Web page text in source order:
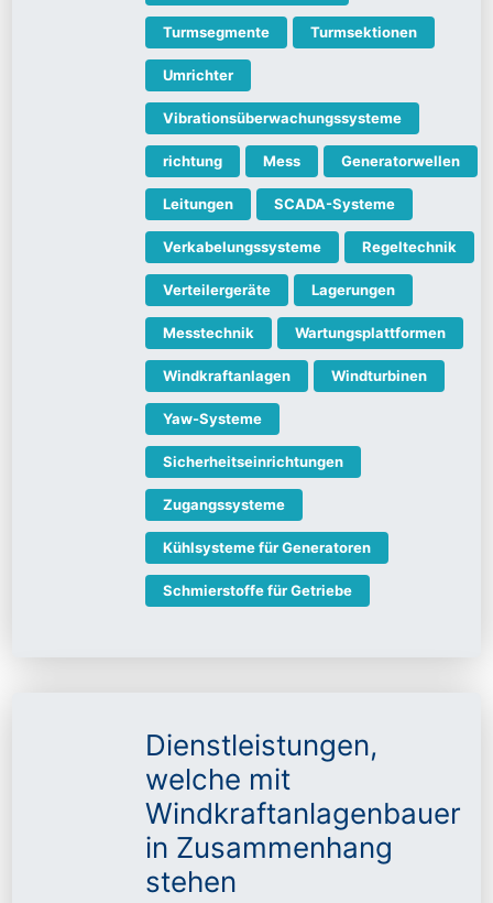
Turmsegmente Turmsektionen
Umrichter
Vibrationsüberwachungssysteme
richtung Mess Generatorwellen
Leitungen SCADA-Systeme
Verkabelungssysteme Regeltechnik
Verteilergeräte Lagerungen
Messtechnik Wartungsplattformen
Windkraftanlagen Windturbinen
Yaw-Systeme
Sicherheitseinrichtungen
Zugangssysteme
Kühlsysteme für Generatoren
Schmierstoffe für Getriebe
Dienstleistungen,
welche mit
Windkraftanlagenbauer
in Zusammenhang
stehen